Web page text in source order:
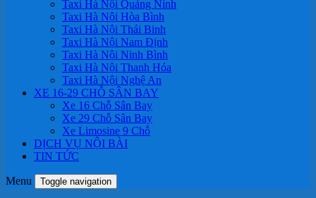
Taxi Hà Nội Quảng Ninh
Taxi Hà Nội Hòa Bình
Taxi Hà Nội Thái Binh
Taxi Hà Nội Nam Định
Taxi Hà Nội Ninh Bình
Taxi Hà Nội Thanh Hóa
Taxi Hà Nội Nghệ An
XE 16-29 CHỖ SÂN BAY
Xe 16 Chỗ Sân Bay
Xe 29 Chỗ Sân Bay
Xe Limosine 9 Chỗ
DỊCH VỤ NỘI BÀI
TIN TỨC
Menu Toggle navigation